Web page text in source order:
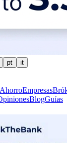
pt it
AhorroEmpresas
BlogGuías